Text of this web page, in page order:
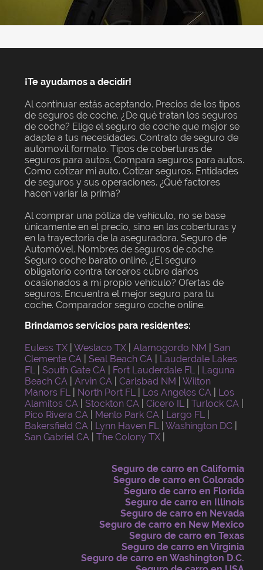
¡Te ayudamos a decidir!
Al continuar estás aceptando. Precios de los tipos
de seguros de coche. ¿De qué tratan los seguros
de coche? Elige el seguro de coche que mejor se
adapte a tus necesidades. Contrato de seguro de
automovil formato. Tipos de coberturas de
seguros para autos. Compara seguros para autos.
Como cotizar mi auto. Cotizar seguros. Entidades
de seguros y sus operaciones. ¿Qué factores
hacen variar la prima?
Al comprar una póliza de vehículo, no se base
únicamente en el precio, sino en las coberturas y
en la trayectoria de la aseguradora. Seguro de
Automóvel. Nombres de seguros de coche.
Seguro coche barato online. ¿El seguro
obligatorio contra terceros cubre daños
ocasionados a mi propio vehículo? Ofertas de
seguros. Encuentra el mejor seguro para tu
coche. Comparador seguro coche online.
Brindamos servicios para residentes:
Euless TX Weslaco TX Alamogordo NM
San
Clemente CA
Seal Beach CA
Lauderdale Lakes
FL
South Gate CA Fort Lauderdale FL
Laguna
Beach CA
Arvin CA Carlsbad NM
Wilton
Manors FL
North Port FL Los Angeles CA
Los
Alamitos CA
Stockton CA Cicero IL Turlock CA
Pico Rivera CA
Menlo Park CA Largo FL
Bakersfield CA
Lynn Haven FL Washington DC
San Gabriel CA
The Colony TX
Seguro de carro en California
Seguro de carro en Colorado
Seguro de carro en Florida
Seguro de carro en Illinois
Seguro de carro en Nevada
Seguro de carro en New Mexico
Seguro de carro en Texas
Seguro de carro en Virginia
Seguro de carro en Washington D.C.